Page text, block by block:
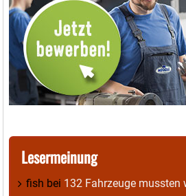
Lesermeinung
fish bei 132 Fahrzeuge mussten